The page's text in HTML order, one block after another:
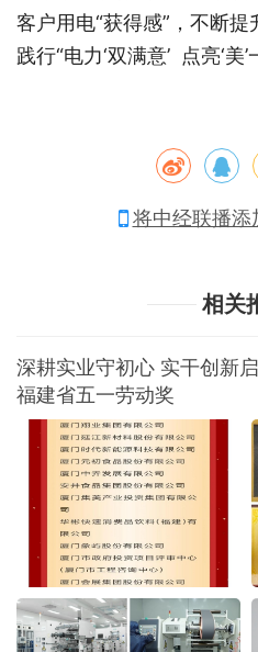
客户用电“获得感”，不断
践行“电力‘双满意’ 点亮‘美’
将中经联播添
相关
深耕实业守初心 实干创新
福建省五一劳动奖